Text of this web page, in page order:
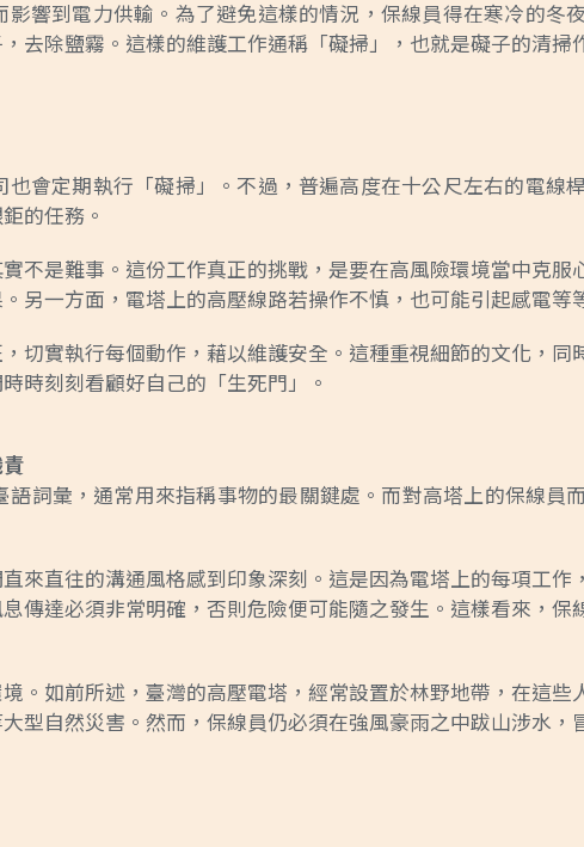
響到電力供輸。為了避免這樣的情況，保線員得在寒冷的冬
去除鹽霧。這樣的維護工作通稱「礙掃」，也就是礙子的清
會定期執行「礙掃」。不過，普遍高度在十公尺左右的電線
的任務。
不是難事。這份工作真正的挑戰，是要在高風險環境當中克
另一方面，電塔上的高壓線路若操作不慎，也可能引起感電等
切實執行每個動作，藉以維護安全。這種重視細節的文化，同
時刻刻看顧好自己的「生死門」。
詞彙，通常用來指稱事物的最關鍵處。而對高塔上的保線員
來直往的溝通風格感到印象深刻。這是因為電塔上的每項工
傳達必須非常明確，否則危險便可能隨之發生。這樣看來，
。如前所述，臺灣的高壓電塔，經常設置於林野地帶，在這
型自然災害。然而，保線員仍必須在強風豪雨之中跋山涉水